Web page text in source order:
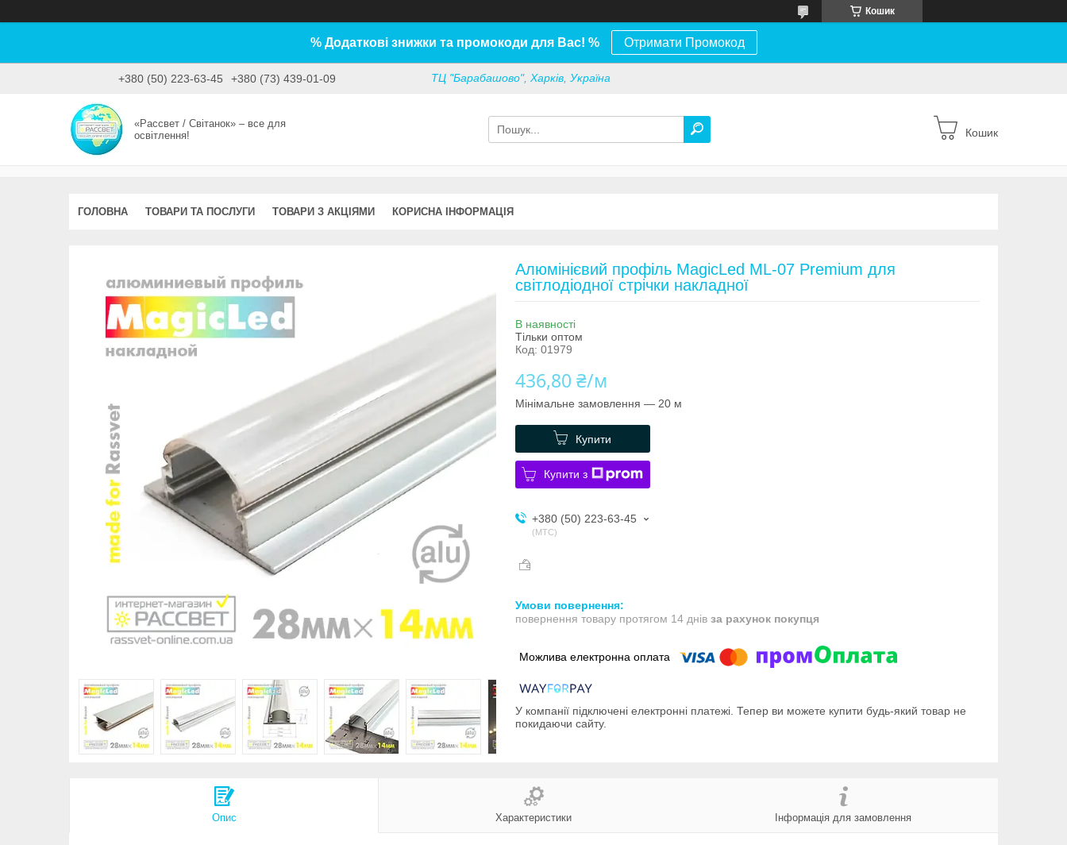
Кошик
% Додаткові знижки та промокоди для Вас! % Отримати Промокод
+380 (50) 223-63-45 +380 (73) 439-01-09 ТЦ "Барабашово", Харків, Україна
«Рассвет / Світанок» – все для
освітлення!
Кошик
ГОЛОВНА ТОВАРИ ТА ПОСЛУГИ ТОВАРИ З АКЦІЯМИ КОРИСНА ІНФОРМАЦІЯ
Алюмінієвий профіль MagicLed ML-07 Premium для
світлодіодної стрічки накладної
В наявності
Тільки оптом
Код: 01979
436,80 ₴/м
Мінімальне замовлення — 20 м
Купити
Купити з
+380 (50) 223-63-45
МТС
повернення товару протягом 14 днів за рахунок покупця
У компанії підключені електронні платежі. Тепер ви можете купити будь-який товар не
покидаючи сайту.
Опис Характеристики Інформація для замовлення